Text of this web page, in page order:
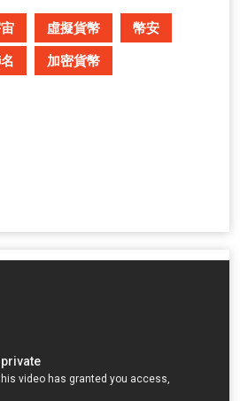
虛擬貨幣 幣安
加密貨幣